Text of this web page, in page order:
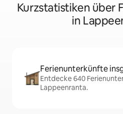
Kurzstatistiken über
in
Ferienunterkünfte
Entdecke 640
Lappeenranta.